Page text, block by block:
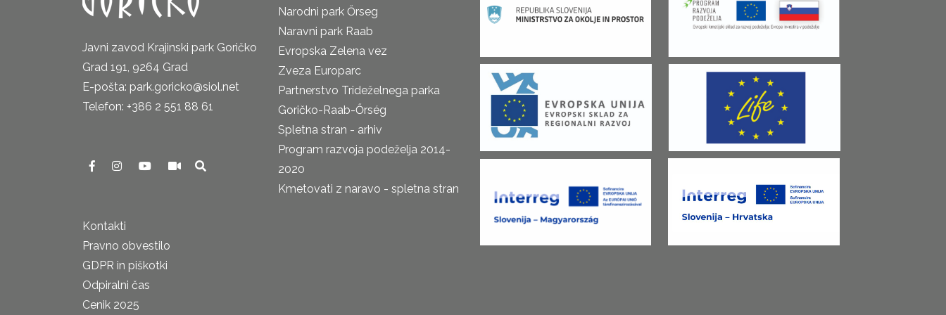
Javni zavod Krajinski park Goričko
Grad 191, 9264 Grad
E-pošta: park.goricko@siol.net
Telefon: +386 2 551 88 61
Kontakti
Pravno obvestilo
GDPR in piškotki
Odpiralni čas
Cenik 2025
Narodni park Őrseg
Naravni park Raab
Evropska Zelena vez
Zveza Europarc
Partnerstvo Trideželnega parka
Goričko-Raab-Őrség
Spletna stran - arhiv
Program razvoja podeželja 2014-
2020
Kmetovati z naravo - spletna stran